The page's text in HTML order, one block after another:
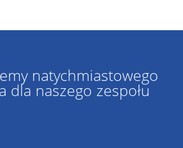
natychmiastowego
dla naszego zespołu